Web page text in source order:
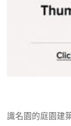
識名園的庭園建